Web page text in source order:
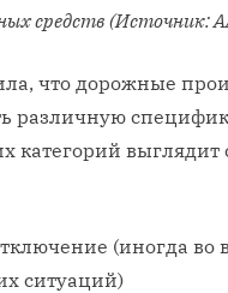
средств (Источник:
что дорожные
различную
категорий
(иногда во
ситуаций)